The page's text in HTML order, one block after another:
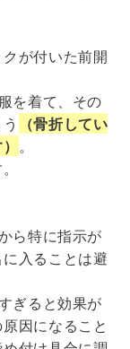
が付いた前開
を着て、その
（骨折してい
。
ら特に指示が
入ることは避
ぎると効果が
因になること